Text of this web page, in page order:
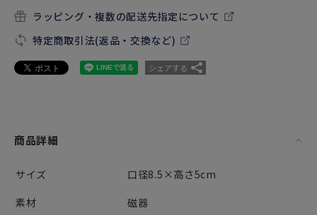
ラッピング・複数の配送先指定について
特定商取引法(返品・交換など)
シェアする
商品詳細
サイズ
口径8.5×高さ5cm
素材
磁器